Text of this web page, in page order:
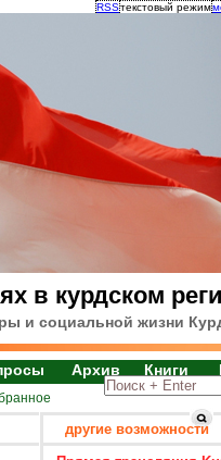
RSSтекстовый режим
в курдском
и социальной жизни
Архив Книги
другие возможности